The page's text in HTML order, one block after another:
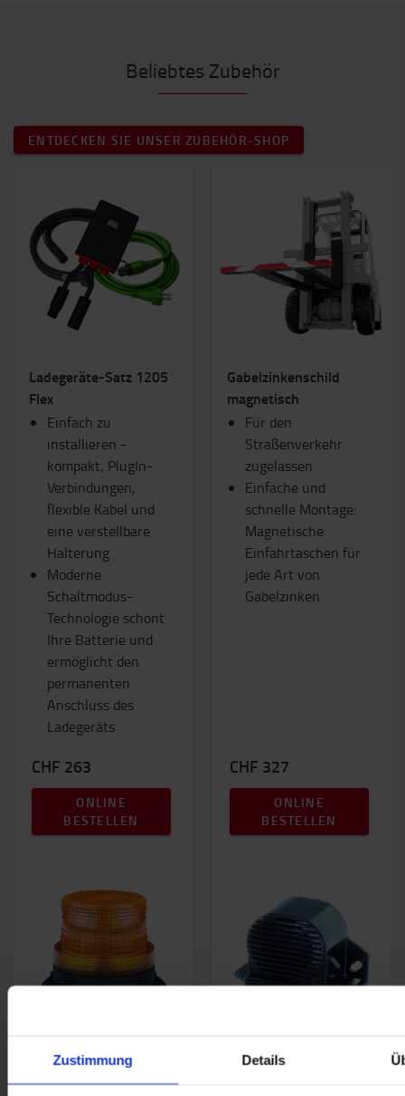
Zustimmung Details
Beliebtes Zubehör
ENTDECKEN SIE UNSER ZUBEHÖR-SHOP
Ladegeräte-Satz 1205
Flex
Einfach zu
installieren -
kompakt, PlugIn-
Verbindungen,
flexible Kabel und
eine verstellbare
Halterung
Moderne
Schaltmodus-
Technologie schont
Ihre Batterie und
ermöglicht den
permanenten
Anschluss des
Ladegeräts
CHF 263
ONLINE
BESTELLEN
Gabelzinkenschild
magnetisch
Für den
Straßenverkehr
zugelassen
Einfache und
schnelle Montage:
Magnetische
Einfahrtaschen für
jede Art von
Gabelzinken
CHF 327
ONLINE
BESTELLEN
Blitzleuchte, Klassik
LED
Rückfahrwarner, 36 -